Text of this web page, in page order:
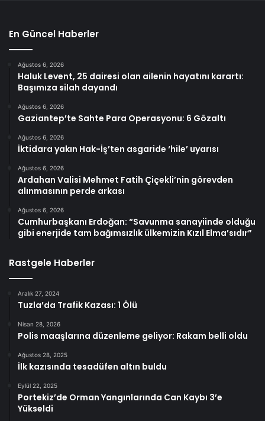
En Güncel Haberler
Ağustos 6, 2026
Haluk Levent, 25 dairesi olan ailenin hayatını karartı:
Başımıza silah dayandı
Ağustos 6, 2026
Gaziantep’te Sahte Para Operasyonu: 6 Gözaltı
Ağustos 6, 2026
İktidara yakın Hak-İş’ten asgaride ‘hile’ uyarısı
Ağustos 6, 2026
Ardahan Valisi Mehmet Fatih Çiçekli’nin görevden
alınmasının perde arkası
Ağustos 6, 2026
Cumhurbaşkanı Erdoğan: “Savunma sanayiinde olduğu
gibi enerjide tam bağımsızlık ülkemizin Kızıl Elma’sıdır”
Rastgele Haberler
Aralık 27, 2024
Tuzla’da Trafik Kazası: 1 Ölü
Nisan 28, 2026
Polis maaşlarına düzenleme geliyor: Rakam belli oldu
Ağustos 28, 2025
İlk kazısında tesadüfen altın buldu
Eylül 22, 2025
Portekiz’de Orman Yangınlarında Can Kaybı 3’e
Yükseldi